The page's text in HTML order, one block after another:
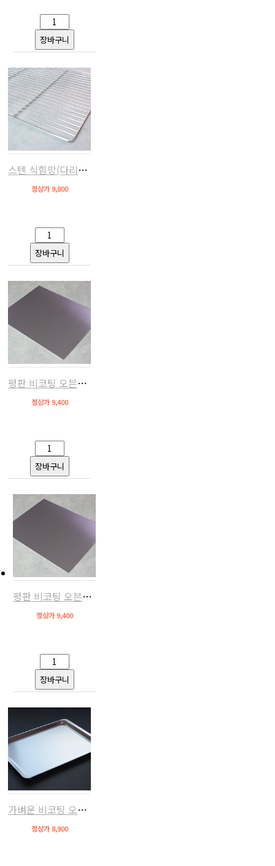
스텐 식힘망(다리받침없음,우녹스/베닉스/루미 호환)
정상가 9,800
평판 비코팅 오븐팬(알루미늄,우녹스/베닉스/루미 호환)
정상가 9,400
평판 비코팅 오븐팬(알루미늄,스메그/지에라/에카 호환)
정상가 9,400
가벼운 비코팅 오븐팬(알루미늄,스메그/지에라/에카 호환)
정상가 8,900